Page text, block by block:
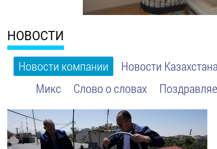
НОВОСТИ
Новости компании
Новости
Микс
Слово о словах